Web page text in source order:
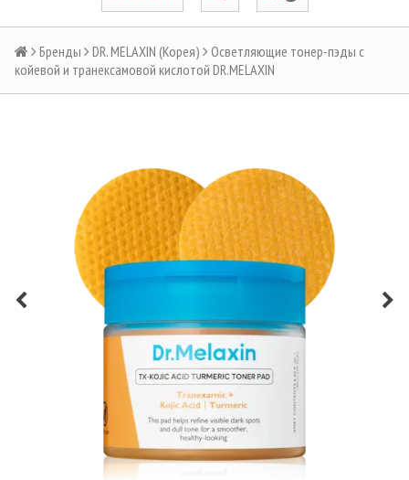
Бренды DR. MELAXIN (Корея)
Осветляющие тонер-пэды с
койевой и транексамовой кислотой DR.MELAXIN